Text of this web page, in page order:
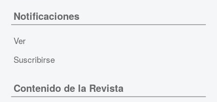
Notificaciones
Ver
Suscribirse
Contenido de la Revista